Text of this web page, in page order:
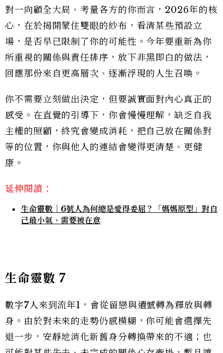
對一向顧全大局、考量各方的你而言，2026年的核
心，在於揭開蒙住雙眼的紗布，看清某些預設立
場，是否早已限制了你的可能性。今年要重新為你
所重視的關係與責任排序，放下非黑即白的做法，
回應那份來自更高層次、逐漸浮現的人生召喚。
你不需要立刻做出決定，但要誠實面對內心真正的
感受。在直覺的引導下，你會慢慢理解，缺乏自我
主權的照顧，終究會變成消耗，把自己放在關係對
等的位置，你與他人的連結會變得更清楚、更健
康。
延伸閱讀：
生命靈數｜6號人為何總是愛得委屈？「媽媽原型」對自
己最小氣、需要被在意
生命靈數 7
數字7人來到流年1，會從留戀與遺憾轉為釋放與轉
身。由於對未來的走勢仍感模糊，你可能會選擇先
退一步，安靜地消化新舊身分轉換帶來的不適；也